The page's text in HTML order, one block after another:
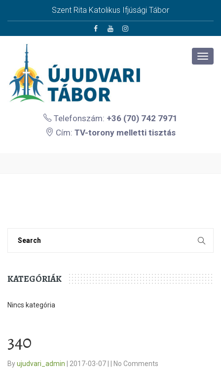
Szent Rita Katolikus Ifjúsági Tábor
Telefonszám: +36 (70) 742 7971
Cím: TV-torony melletti tisztás
KATEGÓRIÁK
Nincs kategória
340
Byujudvari_admin 2017-03-07 No Comments